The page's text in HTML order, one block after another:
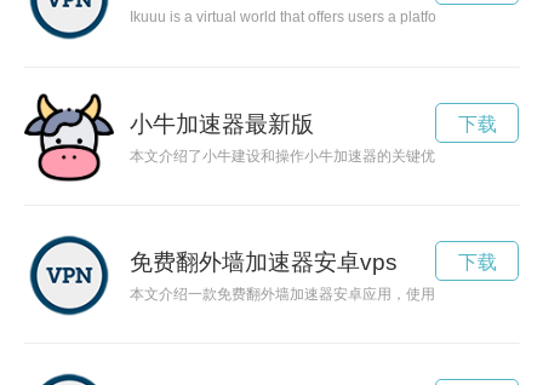
Ikuuu is a virtual world that offers users a platform for
小牛加速器最新版
本文介绍了小牛建设和操作小牛加速器的关键优势，以及它如何
下载
免费翻外墙加速器安卓vps
本文介绍一款免费翻外墙加速器安卓应用，使用户能够畅快访
下载